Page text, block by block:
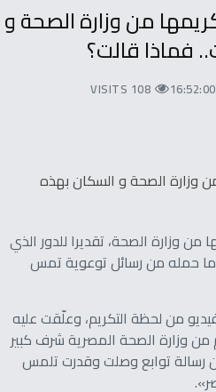
من وزارة الصحة و
فماذا قالت؟
108 VISITS
من وزارة الصحة، تقديرا للدور الذي
حمله من رسائل توعوية تمس
من لحظة التكريم، وعلّقت عليه
من وزارة الصحة المصرية شرف كبير
رسالة توابع وصلت وقدرت تلمس